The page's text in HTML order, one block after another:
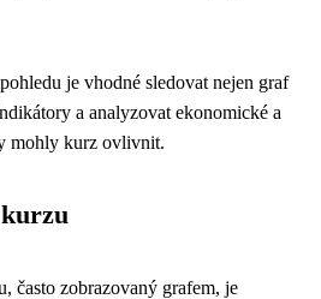
je vhodné sledovat nejen graf
a analyzovat ekonomické a
mohly kurz ovlivnit.
často zobrazovaný grafem, je